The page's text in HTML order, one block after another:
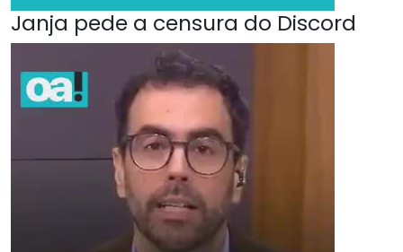
Janja pede a censura do Discord